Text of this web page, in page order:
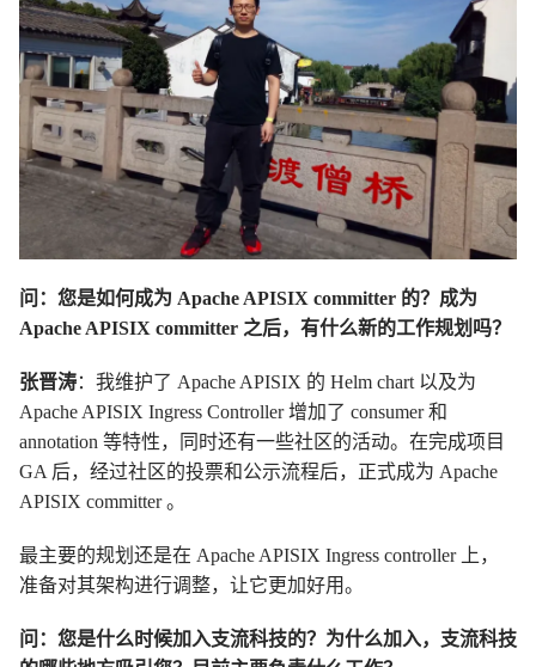
问：您是如何成为 Apache APISIX committer 的？成为
Apache APISIX committer 之后，有什么新的工作规划吗？
张晋涛：我维护了 Apache APISIX 的 Helm chart 以及为
Apache APISIX Ingress Controller 增加了 consumer 和
annotation 等特性，同时还有一些社区的活动。在完成项目
GA 后，经过社区的投票和公示流程后，正式成为 Apache
APISIX committer 。
最主要的规划还是在 Apache APISIX Ingress controller 上，
准备对其架构进行调整，让它更加好用。
问：您是什么时候加入支流科技的？为什么加入，支流科技